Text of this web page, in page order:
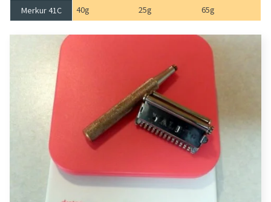
Merkur 41C
40g 25g 65g